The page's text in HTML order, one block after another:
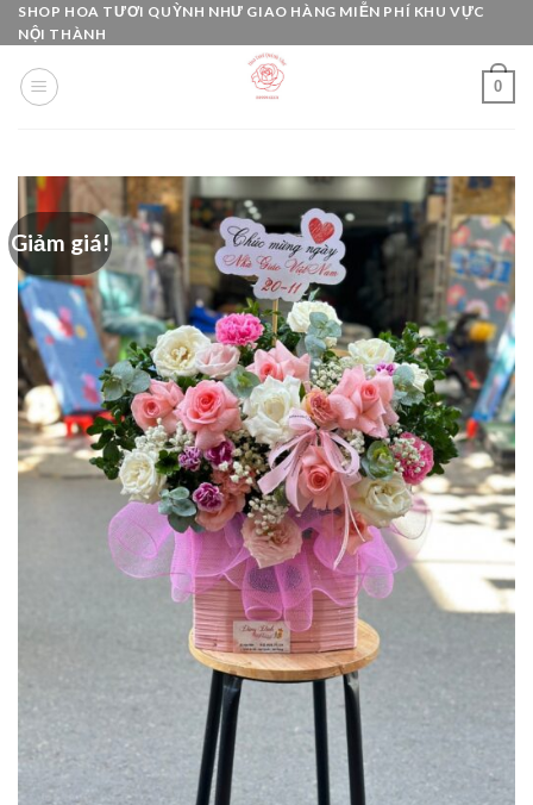
Skip
to
content
SHOP HOA TƯƠI QUỲNH NHƯ GIAO HÀNG MIỄN PHÍ KHU VỰC
NỘI THÀNH
0
Giảm giá!